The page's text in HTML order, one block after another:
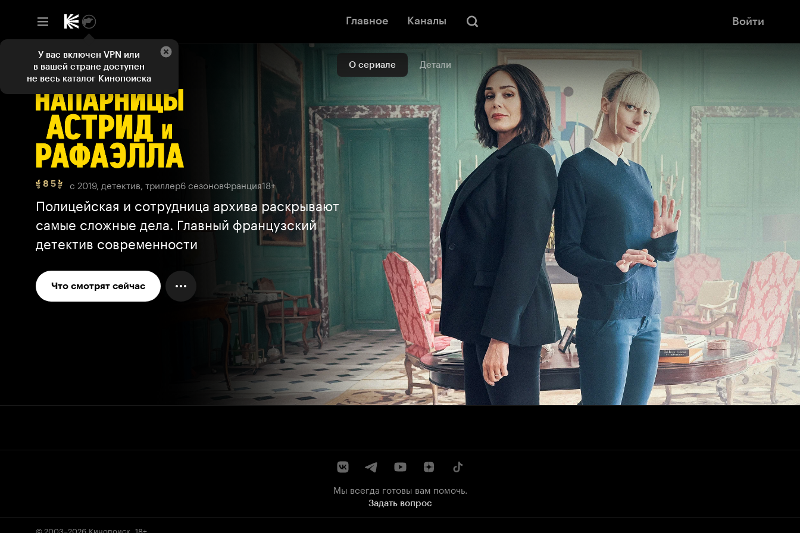
Главное Каналы Войти
О сериале Детали
8 5
Рейтинг
5,
250
с 2019, детектив, триллер6 сезоновФранция18+
Полицейская и сотрудница архива раскрывают
самые сложные дела. Главный французский
детектив современности
Что смотрят сейчас
Мы всегда готовы вам помочь.
Задать вопрос
© 2003–2026 Кинопоиск 18+
У вас включен VPN или
в вашей стране доступен
не весь каталог Кинопоиска